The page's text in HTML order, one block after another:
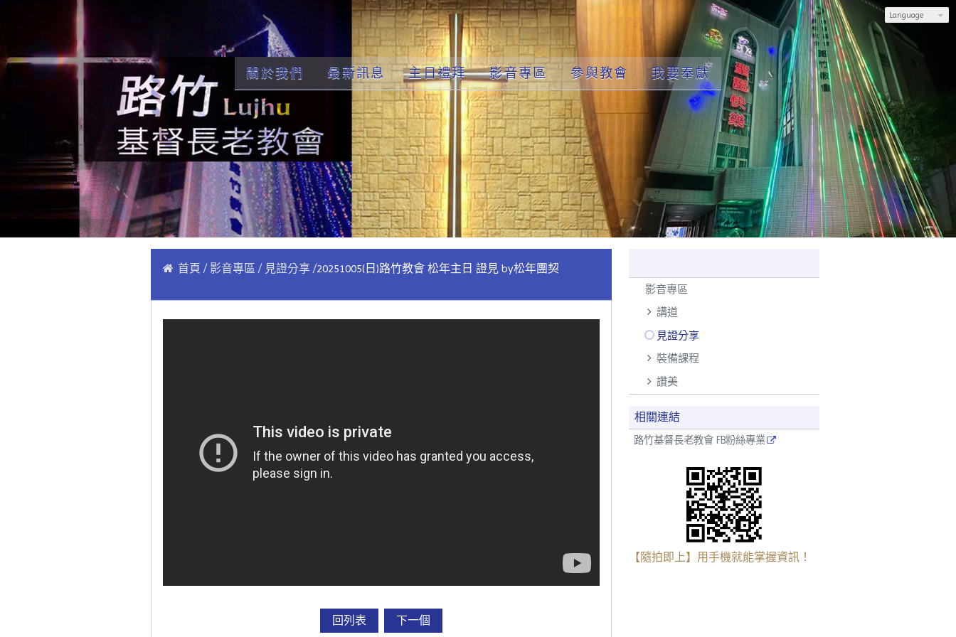
Language
關於我們 最新訊息 主日禮拜 影音專區 參與教會 我要奉獻
影音專區
講道
見證分享
裝備課程
讚美
相關連結
路竹基督長老教會 FB粉絲專業
【隨拍即上】用手機就能掌握資訊！
首頁 影音專區 見證分享 20251005(日)路竹教會 松年主日 證見 by松年團契
回列表 下一個